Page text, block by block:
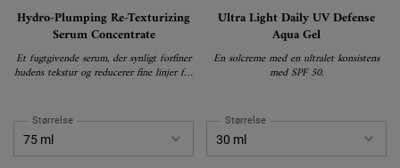
Hydro-Plumping Re-Texturizing
Serum Concentrate
Et fugtgivende serum, der synligt forfiner
hudens tekstur og reducerer fine linjer for
Størrelse
Ultra Light Daily UV Defense
Aqua Gel
En solcreme med en ultralet konsistens
med SPF 50.
Størrelse